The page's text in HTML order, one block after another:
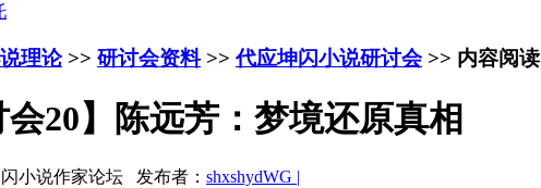
理论>> 研讨会资料>>代应坤闪小说研讨会>> 内容阅读
会20】陈远芳：梦境还原真相
小说作家论坛 发布者： shxshydWG |